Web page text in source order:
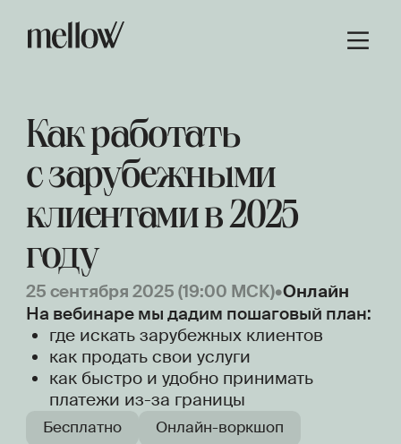
Как работать
с зарубежными
клиентами в 2025
году
25 сентября 2025 (19:00 МСК)•Онлайн
На вебинаре мы дадим пошаговый план:
где искать зарубежных клиентов
как продать свои услуги
как быстро и удобно принимать
платежи из-за границы
Бесплатно Онлайн-воркшоп